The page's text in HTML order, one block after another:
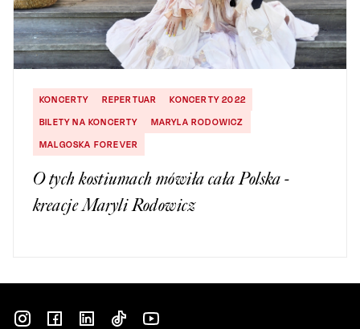
KONCERTY REPERTUAR
KONCERTY 2022
BILETY NA KONCERTY
MARYLA RODOWICZ
MALGOSKA FOREVER
O tych kostiumach mówiła cała Polska -
kreacje Maryli Rodowicz